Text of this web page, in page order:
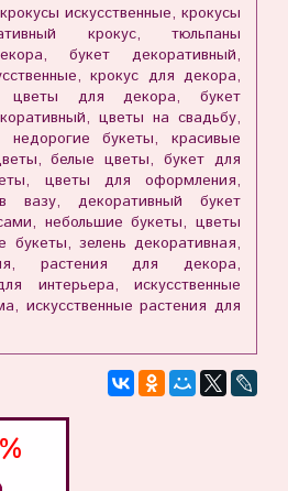
искусственные, крокусы
крокус, тюльпаны
букет декоративный,
крокус для декора,
цветы для декора, букет
цветы на свадьбу,
букеты, красивые
белые цветы, букет для
цветы для оформления,
вазу, декоративный букет
небольшие букеты, цветы
зелень декоративная,
растения для декора,
интерьера, искусственные
искусственные растения для